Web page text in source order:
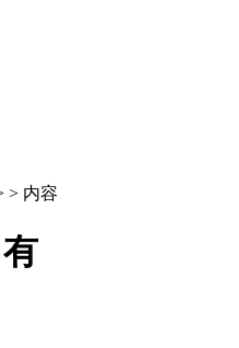
> 内容